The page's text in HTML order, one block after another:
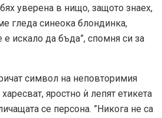
уверена в нищо, защото знаех,
гледа синеока блондинка,
е искало да бъда”, спомня си за
символ на неповторимия
яростно ѝ лепят етикета
се персона. ”Никога не са